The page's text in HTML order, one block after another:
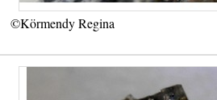
©Körmendy Regina